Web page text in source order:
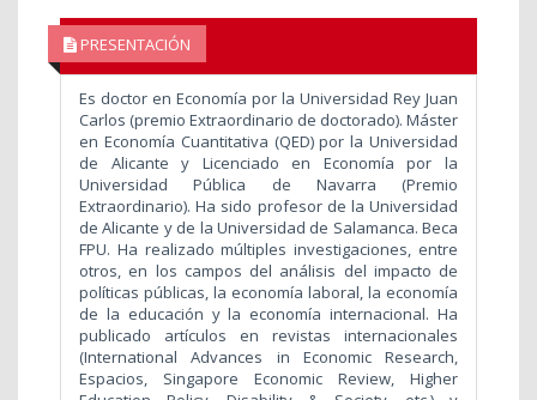
PRESENTACIÓN
Es doctor en Economía por la Universidad Rey Juan
Carlos (premio Extraordinario de doctorado). Máster
en Economía Cuantitativa (QED) por la Universidad
de Alicante y Licenciado en Economía por la
Universidad Pública de Navarra (Premio
Extraordinario). Ha sido profesor de la Universidad
de Alicante y de la Universidad de Salamanca. Beca
FPU. Ha realizado múltiples investigaciones, entre
otros, en los campos del análisis del impacto de
políticas públicas, la economía laboral, la economía
de la educación y la economía internacional. Ha
publicado artículos en revistas internacionales
(International Advances in Economic Research,
Espacios, Singapore Economic Review, Higher